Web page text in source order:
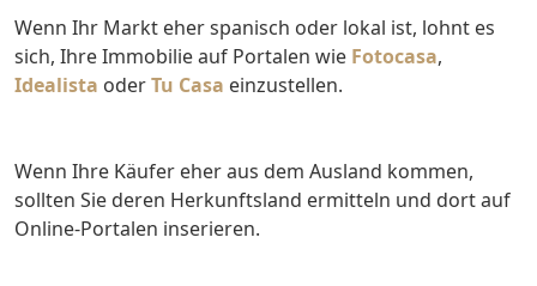
Wenn Ihr Markt eher spanisch oder lokal ist, lohnt es
sich, Ihre Immobilie auf Portalen wie Fotocasa,
Idealista oderTu Casa einzustellen.
Wenn Ihre Käufer eher aus dem Ausland kommen,
sollten Sie deren Herkunftsland ermitteln und dort auf
Online-Portalen inserieren.